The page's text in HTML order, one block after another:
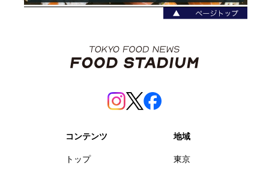
コンテンツ
トップ
地域
東京